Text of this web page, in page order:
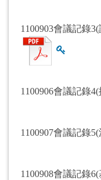
1100903會議記錄
1100906會議記錄
1100907會議記錄
1100908會議記錄